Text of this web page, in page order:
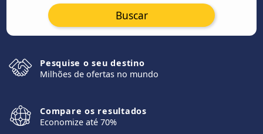
Buscar
Pesquise o seu destino
Milhões de ofertas no mundo
Compare os resultados
Economize até 70%